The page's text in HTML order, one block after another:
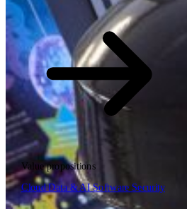
Value propositions
CloudData & AISoftware Security
Open searchfield
EN
NLDE
What we offer